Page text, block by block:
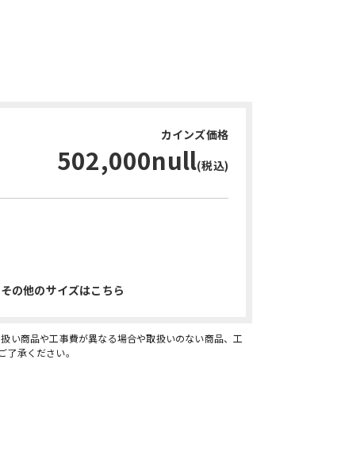
カインズ価格
502,000null(税込)
その他のサイズはこちら
い商品や工事費が異なる場合や取扱いのない商品、工
了承ください。